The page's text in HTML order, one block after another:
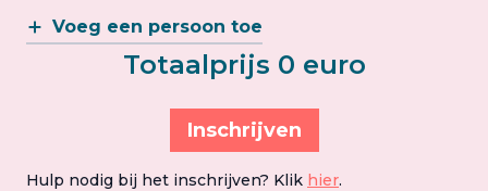
Voeg een persoon toe
Totaalprijs 0 euro
Inschrijven
Hulp nodig bij het inschrijven? Klik hier.